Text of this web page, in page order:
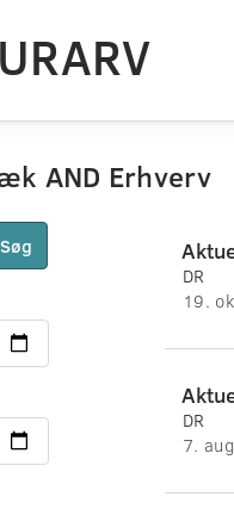
AND Erhverv
Søg
DR
19.
DR
7.